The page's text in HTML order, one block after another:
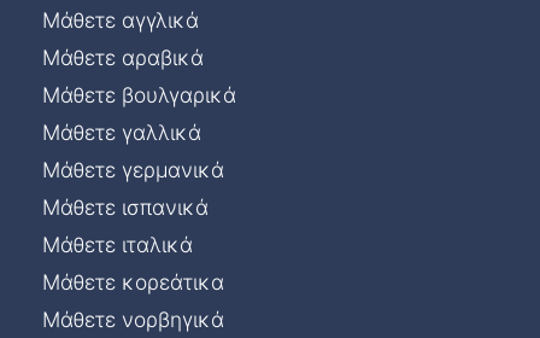
Μάθετε αγγλικά
Μάθετε αραβικά
Μάθετε βουλγαρικά
Μάθετε γαλλικά
Μάθετε γερμανικά
Μάθετε ισπανικά
Μάθετε ιταλικά
Μάθετε κορεάτικα
Μάθετε νορβηγικά